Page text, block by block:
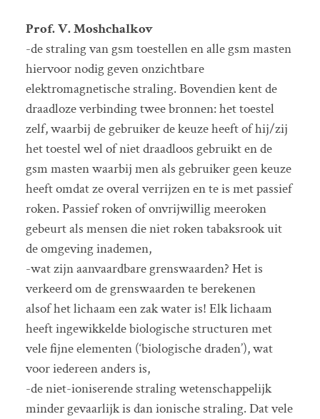
Prof. V. Moshchalkov
-de straling van gsm toestellen en alle gsm masten
hiervoor nodig geven onzichtbare
elektromagnetische straling. Bovendien kent de
draadloze verbinding twee bronnen: het toestel
zelf, waarbij de gebruiker de keuze heeft of hij/zij
het toestel wel of niet draadloos gebruikt en de
gsm masten waarbij men als gebruiker geen keuze
heeft omdat ze overal verrijzen en te is met passief
roken. Passief roken of onvrijwillig meeroken
gebeurt als mensen die niet roken tabaksrook uit
de omgeving inademen,
-wat zijn aanvaardbare grenswaarden? Het is
verkeerd om de grenswaarden te berekenen
alsof het lichaam een zak water is! Elk lichaam
heeft ingewikkelde biologische structuren met
vele fijne elementen (‘biologische draden’), wat
voor iedereen anders is,
-de niet-ioniserende straling wetenschappelijk
minder gevaarlijk is dan ionische straling. Dat vele